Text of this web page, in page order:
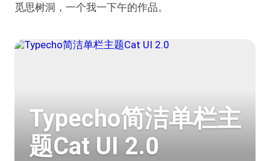
觅思树洞，一个我一下午的作品。
Typecho简洁单栏主
题Cat UI 2.0